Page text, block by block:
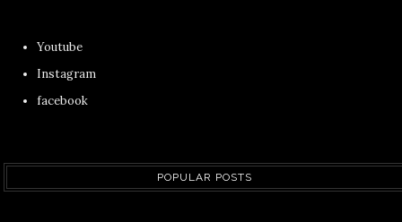
Youtube
Instagram
facebook
POPULAR POSTS